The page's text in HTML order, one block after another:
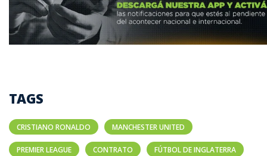
TAGS
CRISTIANO RONALDO MANCHESTER UNITED
PREMIER LEAGUE CONTRATO FÚTBOL DE INGLATERRA